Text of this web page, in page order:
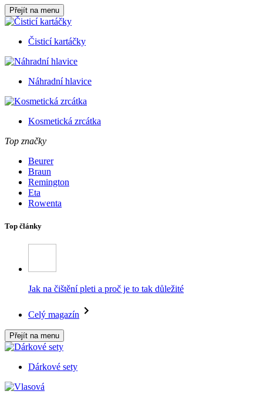
Přejít na menu
Čisticí kartáčky
Náhradní hlavice
Kosmetická zrcátka
Top značky
Beurer
Braun
Remington
Eta
Rowenta
Top články
Jak na čištění pleti a proč je to tak důležité
Celý magazín
Přejít na menu
Dárkové sety